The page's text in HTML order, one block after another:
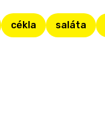
cékla saláta